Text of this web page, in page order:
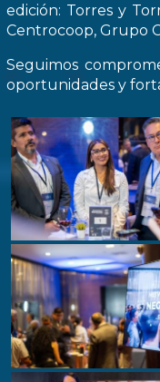
edición: Torres y
Centrocoop, Grupo
Seguimos
oportunidades y